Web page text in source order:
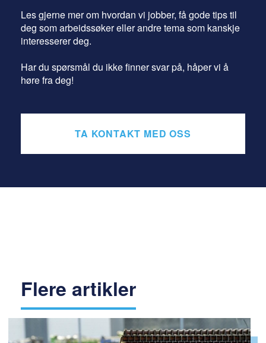
Les gjerne mer om hvordan vi jobber, få gode tips til
deg som arbeidssøker eller andre tema som kanskje
interesserer deg.
Har du spørsmål du ikke finner svar på, håper vi å
høre fra deg!
TA KONTAKT MED OSS
Flere artikler